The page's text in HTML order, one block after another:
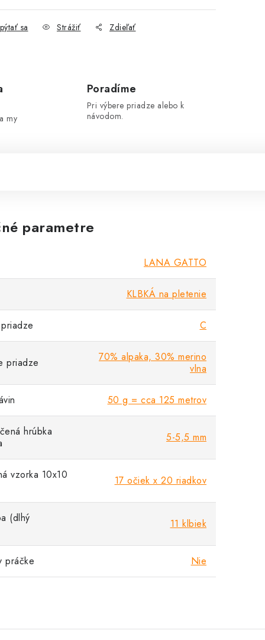
sa Strážiť Zdieľať
my
Poradíme
Pri výbere priadze alebo k
návodom.
parametre
LANA GATTO
KLBKÁ na pletenie
C
priadze
70% alpaka, 30% merino
vlna
50 g = cca 125 metrov
hrúbka
5-5,5 mm
vzorka 10x10 17 očiek x 20 riadkov
(dlhý 11 klbiek
práčke Nie